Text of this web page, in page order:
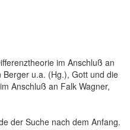
im Anschluß an
u.a. (Hg.), Gott und die
Anschluß an Falk Wagner,
der Suche nach dem Anfang.